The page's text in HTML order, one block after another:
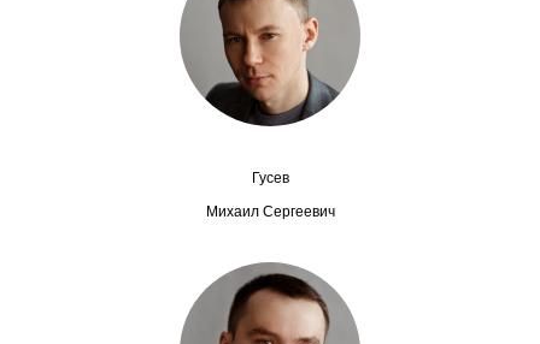
Отчетность
Противодействие коррупции
Материалы для СМИ
Гусев
Михаил Сергеевич